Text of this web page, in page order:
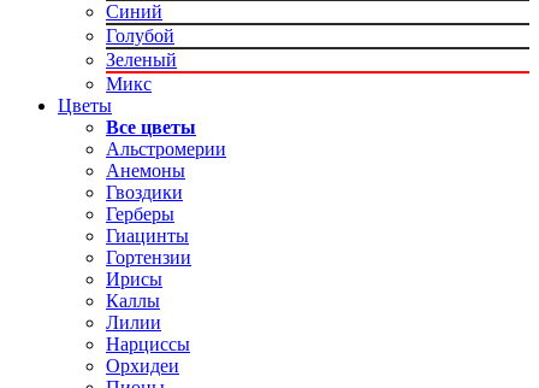
Синий
Голубой
Зеленый
Микс
Цветы
Все цветы
Альстромерии
Анемоны
Гвоздики
Герберы
Гиацинты
Гортензии
Ирисы
Каллы
Лилии
Нарциссы
Орхидеи